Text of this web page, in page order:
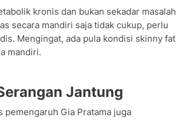
kronis dan bukan sekadar masalah
secara mandiri saja tidak cukup, perlu
Mengingat, ada pula kondisi skinny fat
mandiri.
Jantung
pemengaruh Gia Pratama juga